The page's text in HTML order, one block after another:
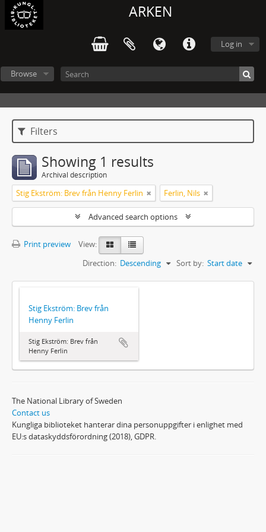
ARKEN
Log in
Browse
Filters
Showing 1 results
Archival description
Stig Ekström: Brev från Henny Ferlin Ferlin, Nils
Advanced search options
Print preview
View:
Sort by: Start date
Direction: Descending
Stig Ekström: Brev från
Henny Ferlin
Stig Ekström: Brev från
Henny Ferlin
The National Library of Sweden
Contact us
Kungliga biblioteket hanterar dina personuppgifter i enlighet med
EU:s dataskyddsförordning (2018), GDPR.